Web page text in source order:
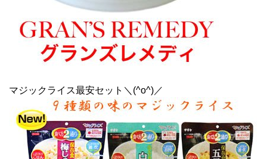
マジックライス最安セット＼(^o^)／